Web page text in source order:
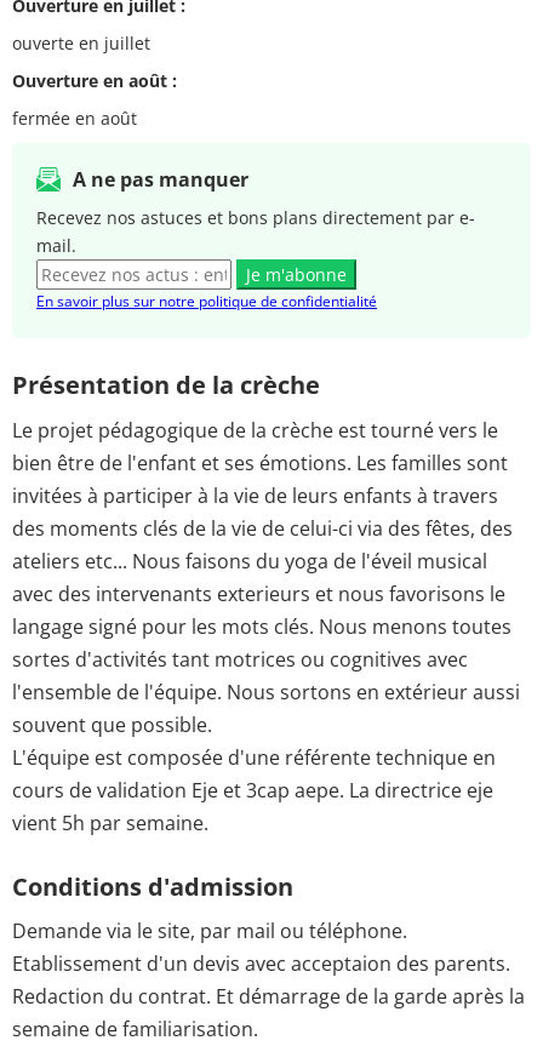
Ouverture en juillet :
ouverte en juillet
Ouverture en août :
fermée en août
A ne pas manquer
Recevez nos astuces et bons plans directement par e-
mail.
Je m'abonne
En savoir plus sur notre politique de confidentialité
Présentation de la crèche
Le projet pédagogique de la crèche est tourné vers le
bien être de l'enfant et ses émotions. Les familles sont
invitées à participer à la vie de leurs enfants à travers
des moments clés de la vie de celui-ci via des fêtes, des
ateliers etc... Nous faisons du yoga de l'éveil musical
avec des intervenants exterieurs et nous favorisons le
langage signé pour les mots clés. Nous menons toutes
sortes d'activités tant motrices ou cognitives avec
l'ensemble de l'équipe. Nous sortons en extérieur aussi
souvent que possible.
L'équipe est composée d'une référente technique en
cours de validation Eje et 3cap aepe. La directrice eje
vient 5h par semaine.
Conditions d'admission
Demande via le site, par mail ou téléphone.
Etablissement d'un devis avec acceptaion des parents.
Redaction du contrat. Et démarrage de la garde après la
semaine de familiarisation.